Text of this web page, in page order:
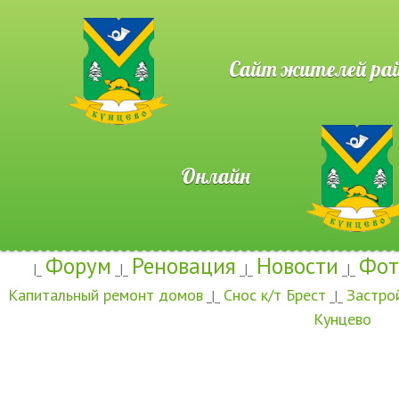
Сайт жителей
Онлайн
|_ Форум _|_ Реновация _|_ Новости _|_
Капитальный ремонт домов _|_ Снос к/т Брест _|_
Кунцево